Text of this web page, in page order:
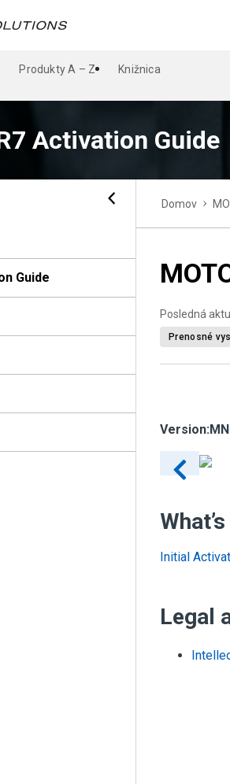
Produkty A – Z Knižnica
Activation Guide
Guide
Domov
Posledná
Prenosné
Version:
Initial
Legal